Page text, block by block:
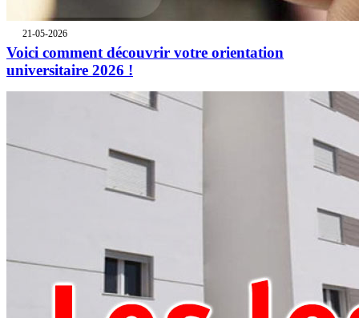
21-05-2026
Voici comment découvrir votre orientation
universitaire 2026 !